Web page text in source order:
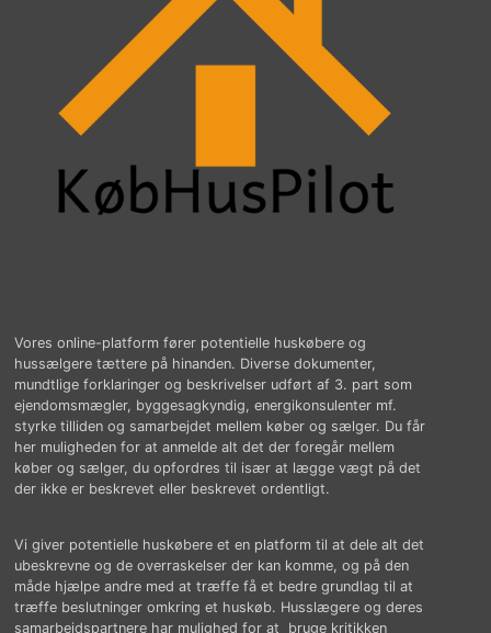
Vores online-platform fører potentielle huskøbere og
hussælgere tættere på hinanden. Diverse dokumenter,
mundtlige forklaringer og beskrivelser udført af 3. part som
ejendomsmægler, byggesagkyndig, energikonsulenter mf.
styrke tilliden og samarbejdet mellem køber og sælger. Du får
her muligheden for at anmelde alt det der foregår mellem
køber og sælger, du opfordres til især at lægge vægt på det
der ikke er beskrevet eller beskrevet ordentligt.
Vi giver potentielle huskøbere et en platform til at dele alt det
ubeskrevne og de overraskelser der kan komme, og på den
måde hjælpe andre med at træffe få et bedre grundlag til at
træffe beslutninger omkring et huskøb. Husslægere og deres
samarbejdspartnere har mulighed for at bruge kritikken